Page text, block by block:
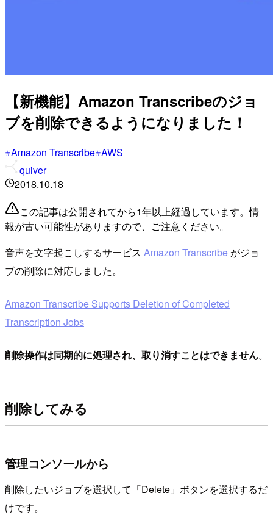
【新機能】Amazon Transcribeのジョ
ブを削除できるようになりました！
Amazon Transcribe AWS
quiver
2018.10.18
この記事は公開されてから1年以上経過しています。情
報が古い可能性がありますので、ご注意ください。
音声を文字起こしするサービス Amazon Transcribe がジョ
ブの削除に対応しました。
Amazon Transcribe Supports Deletion of Completed
Transcription Jobs
削除操作は同期的に処理され、取り消すことはできません。
削除してみる
管理コンソールから
削除したいジョブを選択して「Delete」ボタンを選択するだ
けです。